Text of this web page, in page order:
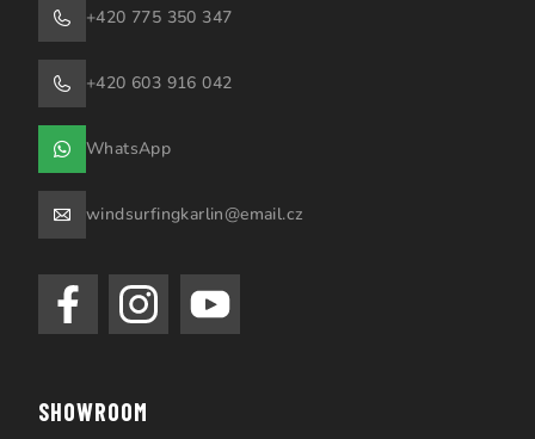
+420 775 350 347
+420 603 916 042
WhatsApp
windsurfingkarlin@email.cz
SHOWROOM